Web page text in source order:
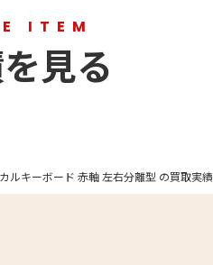
ITEM
見る
ルキーボード 赤軸 左右分離型 の買取実績